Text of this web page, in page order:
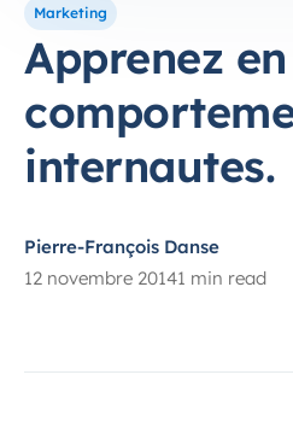
Marketing
Apprenez
internautes.
Pierre-François Danse
12 novembre 20141 min read